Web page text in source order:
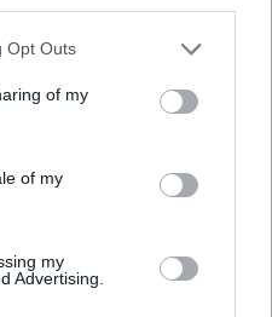
Opt Outs
of my
of my
my
Advertising.